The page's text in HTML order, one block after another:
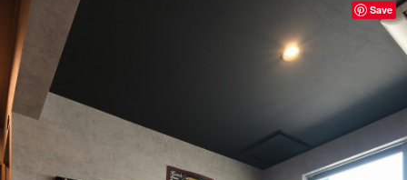
Save